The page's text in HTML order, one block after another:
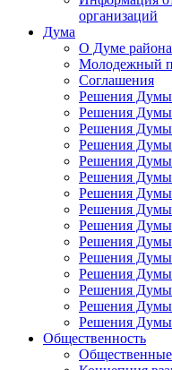
организаций
Дума
О Думе района
Молодежный
Соглашения
Решения Думы
Решения
Решения
Решения
Решения
Решения
Решения
Решения
Решения
Решения Думы
Решения Думы
Решения
Решения
Решения
Решения
Общественность